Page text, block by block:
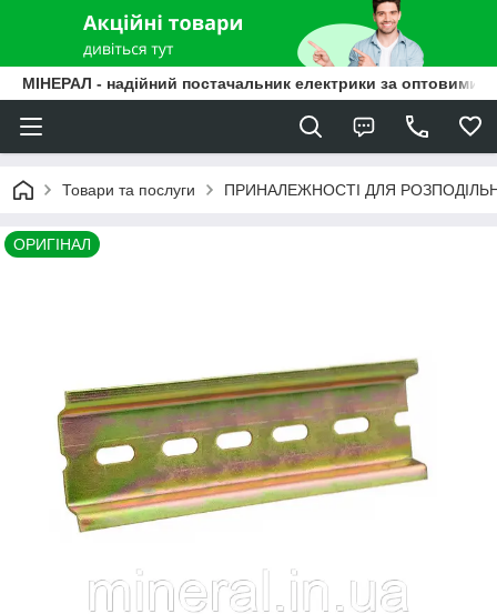
МІНЕРАЛ - надійний постачальник електрики за оптовими
Товари та послуги ПРИНАЛЕЖНОСТІ ДЛЯ
ОРИГІНАЛ